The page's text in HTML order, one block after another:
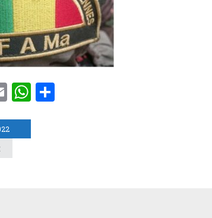
EmailWhatsApp